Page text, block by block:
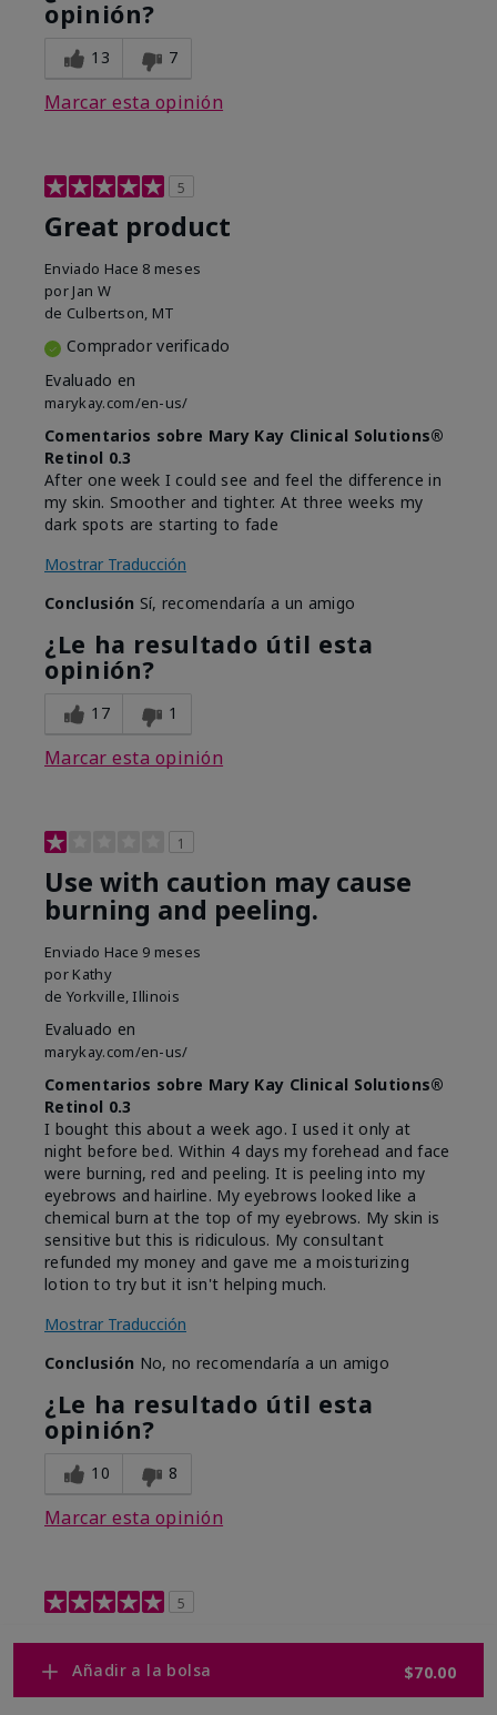
Añadir a la bolsa $70.00
opinión?
13 7
Marcar esta opinión
5
Great product
Enviado Hace 8 meses
por Jan W
de Culbertson, MT
Comprador verificado
Evaluado en
marykay.com/en-us/
Comentarios sobre Mary Kay Clinical Solutions®
Retinol 0.3
After one week I could see and feel the difference in
my skin. Smoother and tighter. At three weeks my
dark spots are starting to fade
Mostrar Traducción
Conclusión Sí, recomendaría a un amigo
¿Le ha resultado útil esta
opinión?
17 1
Marcar esta opinión
1
Use with caution may cause
burning and peeling.
Enviado Hace 9 meses
por Kathy
de Yorkville, Illinois
Evaluado en
marykay.com/en-us/
Comentarios sobre Mary Kay Clinical Solutions®
Retinol 0.3
I bought this about a week ago. I used it only at
night before bed. Within 4 days my forehead and face
were burning, red and peeling. It is peeling into my
eyebrows and hairline. My eyebrows looked like a
chemical burn at the top of my eyebrows. My skin is
sensitive but this is ridiculous. My consultant
refunded my money and gave me a moisturizing
lotion to try but it isn't helping much.
Mostrar Traducción
Conclusión No, no recomendaría a un amigo
¿Le ha resultado útil esta
opinión?
10 8
Marcar esta opinión
5
Retinol 0.3
Enviado